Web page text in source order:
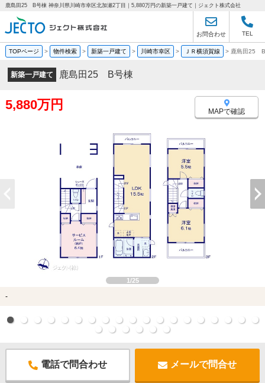
鹿島田25 B号棟 神奈川県川崎市幸区北加瀬2丁目｜5,880万円の新築一戸建て｜ジェクト株式会社
お問合わせ TEL
TOPページ > 物件検索 > 新築一戸建て > 川崎市幸区 > ＪＲ横須賀線 > 鹿島田25
新築一戸建て 鹿島田25 B号棟
5,880万円 MAPで確認
1/25
-
電話で問合わせ メールで問合せ